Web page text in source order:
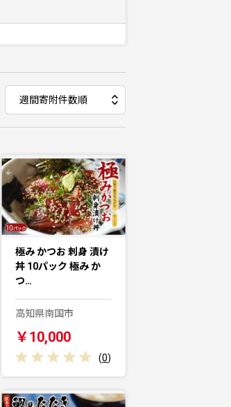
極み かつお 刺身 漬け
丼 10パック 極み か
つ…
高知県南国市
￥10,000
(0)